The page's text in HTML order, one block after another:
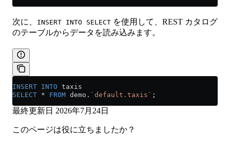
次に、 INSERT INTO SELECT を使用して、REST カタログ
のテーブルからデータを読み込みます。
INSERT INTO taxis
SELECT * FROM demo. `default.taxis` ;
最終更新日 2026年7月24日
このページは役に立ちましたか？